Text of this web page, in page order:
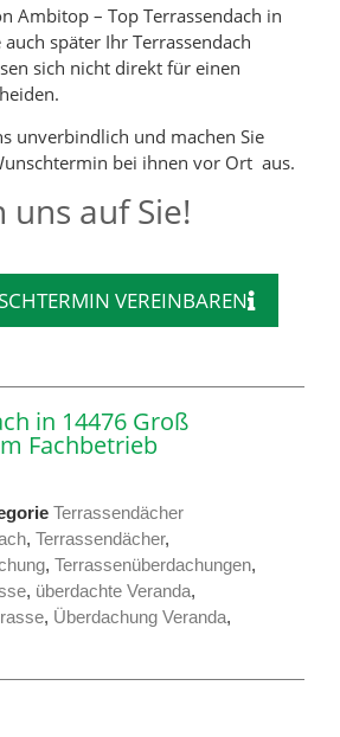
Ambitop – Top Terrassendach in
später Ihr Terrassendach
sich nicht direkt für einen
unverbindlich und machen Sie
bei ihnen vor Ort aus.
auf Sie!
VEREINBAREN
in 14476 Groß
Fachbetrieb
Terrassendächer
, Terrassendächer,
, Terrassenüberdachungen,
, überdachte Veranda,
, Überdachung Veranda,